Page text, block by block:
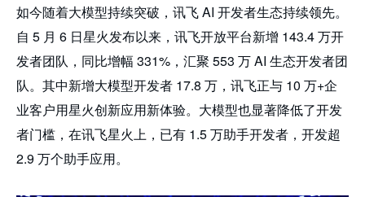
如今随着大模型持续突破，讯飞 AI 开发者生态持续领先。
自 5 月 6 日星火发布以来，讯飞开放平台新增 143.4 万开
发者团队，同比增幅 331%，汇聚 553 万 AI 生态开发者团
队。其中新增大模型开发者 17.8 万，讯飞正与 10 万+企
业客户用星火创新应用新体验。大模型也显著降低了开发
者门槛，在讯飞星火上，已有 1.5 万助手开发者，开发超
2.9 万个助手应用。